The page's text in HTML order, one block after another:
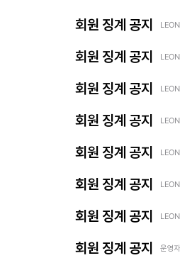
회원 징계 공지
회원 징계 공지
회원 징계 공지
회원 징계 공지
회원 징계 공지
회원 징계 공지
회원 징계 공지
회원 징계 공지 운영